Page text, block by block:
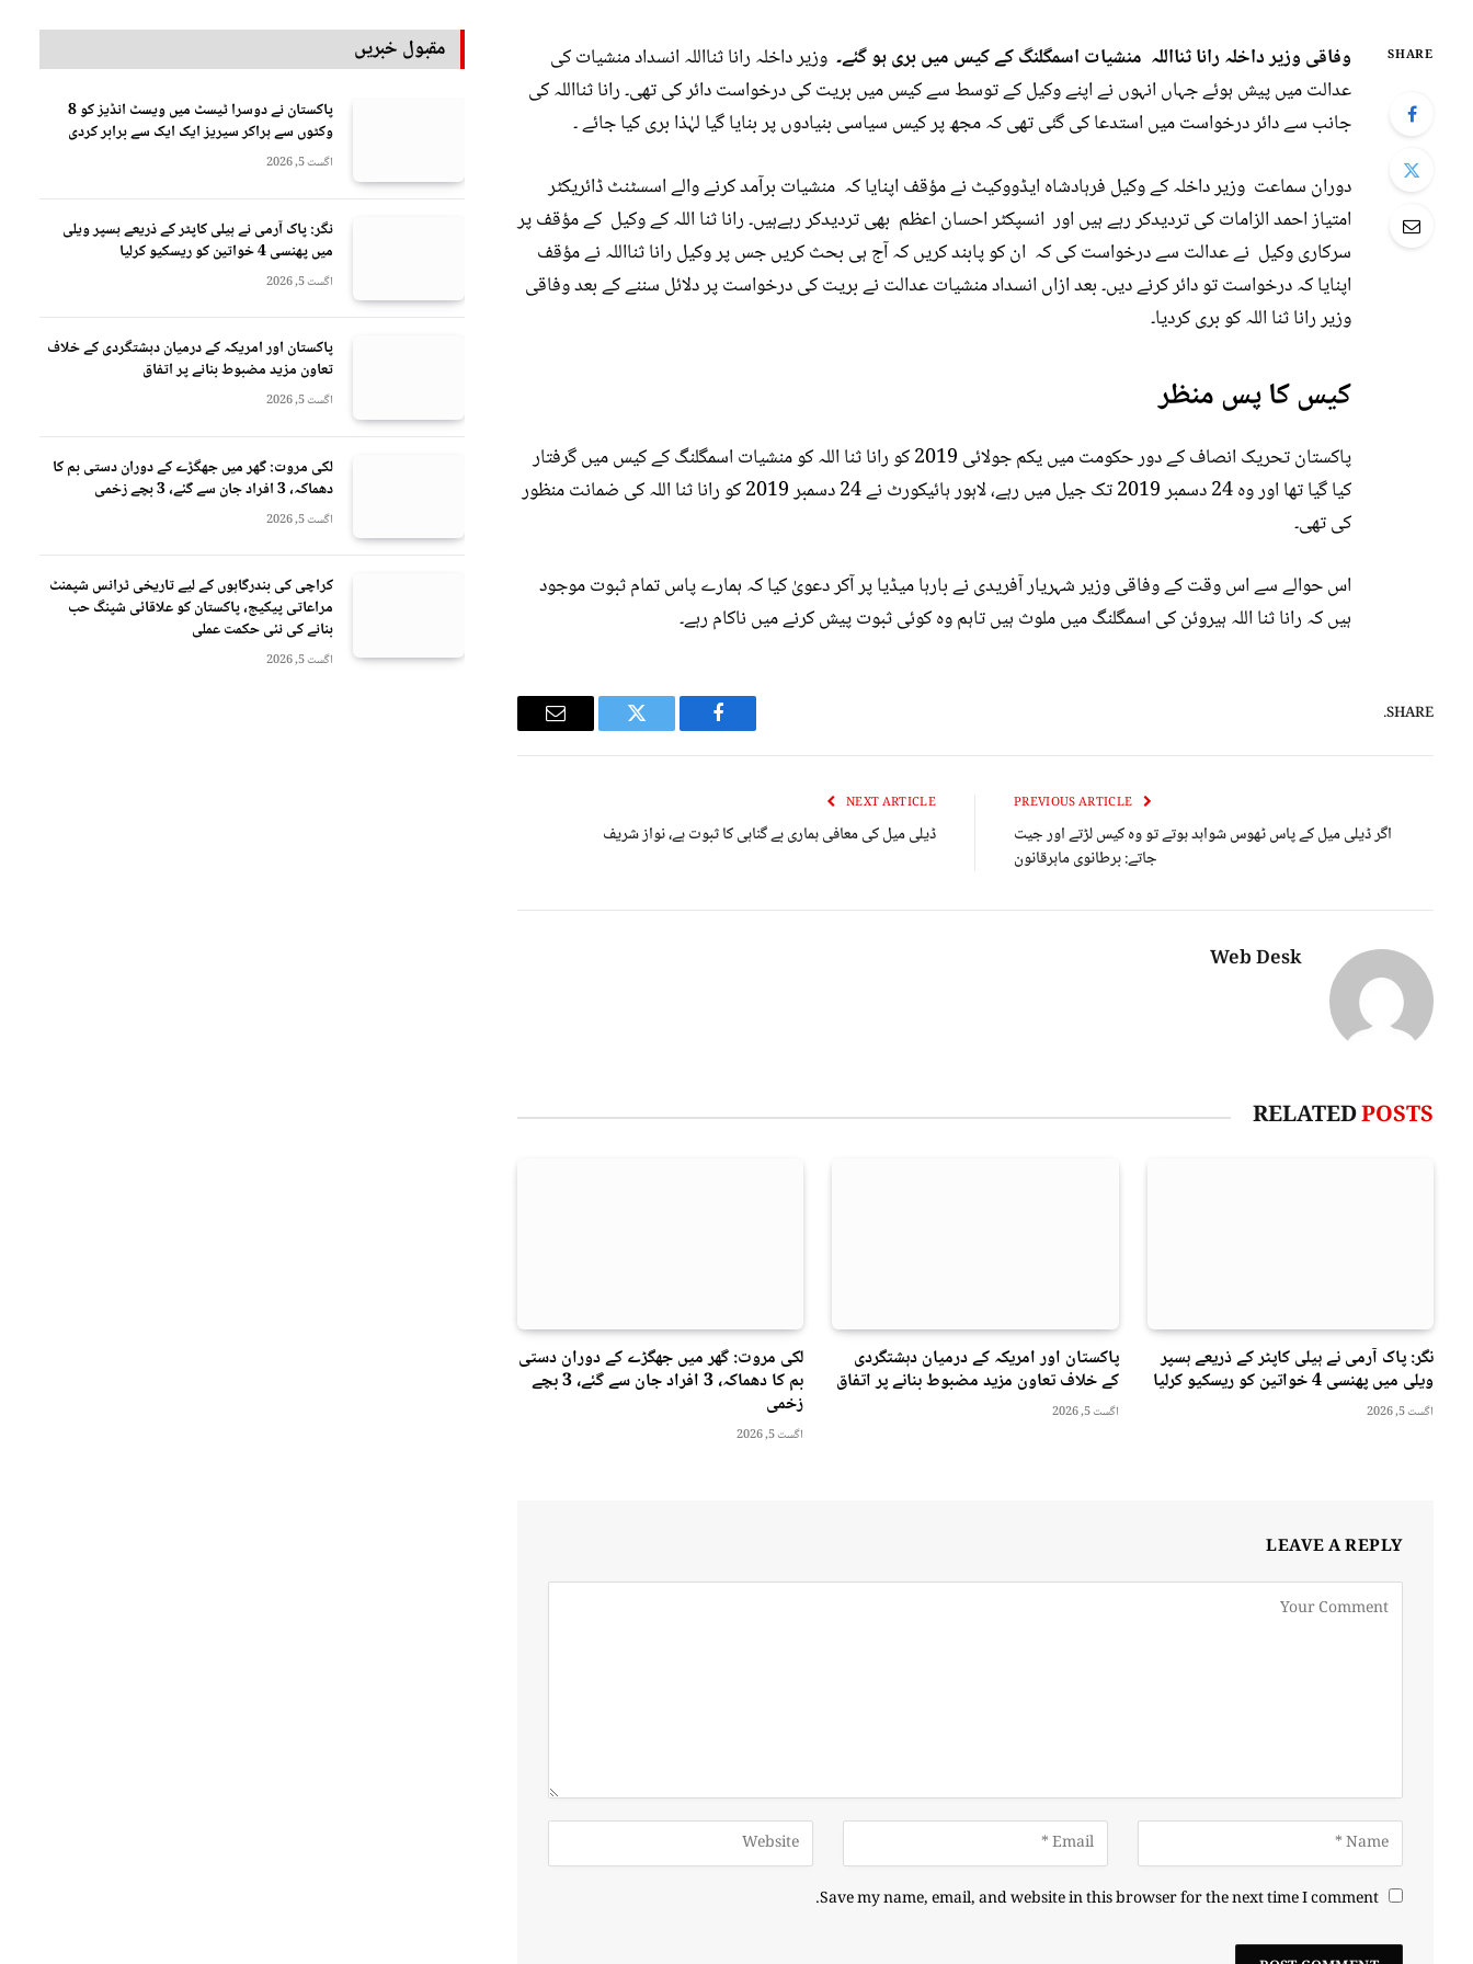
SHARE وفاقی وزیر داخلہ رانا ثنااللہ منشیات اسمگلنگ کے کیس میں بری ہو گئے۔ وزیر داخلہ رانا ثنااللہ انسداد منشیات کی
عدالت میں پیش ہوئے جہاں انہوں نے اپنے وکیل کے توسط سے کیس میں بریت کی درخواست دائر کی تھی۔ رانا ثنااللہ کی
جانب سے دائر درخواست میں استدعا کی گئی تھی کہ مجھ پر کیس سیاسی بنیادوں پر بنایا گیا لہٰذا بری کیا جائے ۔
دوران سماعت وزیر داخلہ کے وکیل فرہادشاہ ایڈووکیٹ نے مؤقف اپنایا کہ منشیات برآمد کرنے والے اسسٹنٹ ڈائریکٹر
امتیاز احمد الزامات کی تردیدکر رہے ہیں اور انسپکٹر احسان اعظم بھی تردیدکر رہےہیں۔ رانا ثنا اللہ کے وکیل کے مؤقف پر
سرکاری وکیل نے عدالت سے درخواست کی کہ ان کو پابند کریں کہ آج ہی بحث کریں جس پر وکیل رانا ثنااللہ نے مؤقف
اپنایا کہ درخواست تو دائر کرنے دیں۔ بعد ازاں انسداد منشیات عدالت نے بریت کی درخواست پر دلائل سننے کے بعد وفاقی
وزیر رانا ثنا اللہ کو بری کردیا۔
کیس کا پس منظر
پاکستان تحریک انصاف کے دور حکومت میں یکم جولائی 2019 کو رانا ثنا اللہ کو منشیات اسمگلنگ کے کیس میں گرفتار
کیا گیا تھا اور وہ 24 دسمبر 2019 تک جیل میں رہے، لاہور ہائیکورٹ نے 24 دسمبر 2019 کو رانا ثنا اللہ کی ضمانت منظور
کی تھی۔
اس حوالے سے اس وقت کے وفاقی وزیر شہریار آفریدی نے بارہا میڈیا پر آکر دعویٰ کیا کہ ہمارے پاس تمام ثبوت موجود
ہیں کہ رانا ثنا اللہ ہیروئن کی اسمگلنگ میں ملوث ہیں تاہم وہ کوئی ثبوت پیش کرنے میں ناکام رہے۔
SHARE.
Facebook
Twitter
Email
اگر ڈیلی میل کے پاس ٹھوس شواہد ہوتے تو وہ کیس لڑتے اور جیت
جاتے: برطانوی ماہرقانون
NEXT ARTICLE
ڈیلی میل کی معافی ہماری بے گناہی کا ثبوت ہے، نواز شریف
Web Desk
RELATEDPOSTS
نگر: پاک آرمی نے ہیلی کاپٹر کے ذریعے ہسپر
ویلی میں پھنسی 4 خواتین کو ریسکیو کرلیا
اگست 5, 2026
پاکستان اور امریکہ کے درمیان دہشتگردی
کے خلاف تعاون مزید مضبوط بنانے پر اتفاق
اگست 5, 2026
لکی مروت: گھر میں جھگڑے کے دوران دستی
بم کا دھماکہ، 3 افراد جان سے گئے، 3 بچے
زخمی
اگست 5, 2026
LEAVE A REPLY
Save my name, email, and website in this browser for the next time I comment.
مقبول خبریں
پاکستان نے دوسرا ٹیسٹ میں ویسٹ انڈیز کو 8
وکٹوں سے ہراکر سیریز ایک ایک سے برابر کردی
اگست 5, 2026
نگر: پاک آرمی نے ہیلی کاپٹر کے ذریعے ہسپر ویلی
میں پھنسی 4 خواتین کو ریسکیو کرلیا
اگست 5, 2026
پاکستان اور امریکہ کے درمیان دہشتگردی کے خلاف
تعاون مزید مضبوط بنانے پر اتفاق
اگست 5, 2026
لکی مروت: گھر میں جھگڑے کے دوران دستی بم کا
دھماکہ، 3 افراد جان سے گئے، 3 بچے زخمی
اگست 5, 2026
کراچی کی بندرگاہوں کے لیے تاریخی ٹرانس شپمنٹ
مراعاتی پیکیج، پاکستان کو علاقائی شپنگ حب
بنانے کی نئی حکمت عملی
اگست 5, 2026